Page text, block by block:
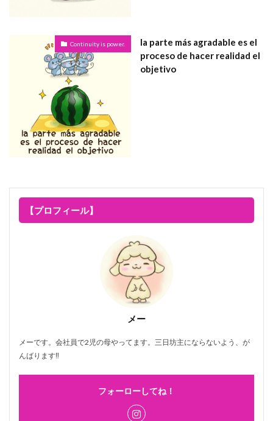
Continuity is power.
la parte más agradable es el
proceso de hacer realidad el
objetivo
【プロフィール】
メー
メーです。会社員で2児の母やってます。三日坊主にならないよう、が
んばります‼
フォーローしてね！